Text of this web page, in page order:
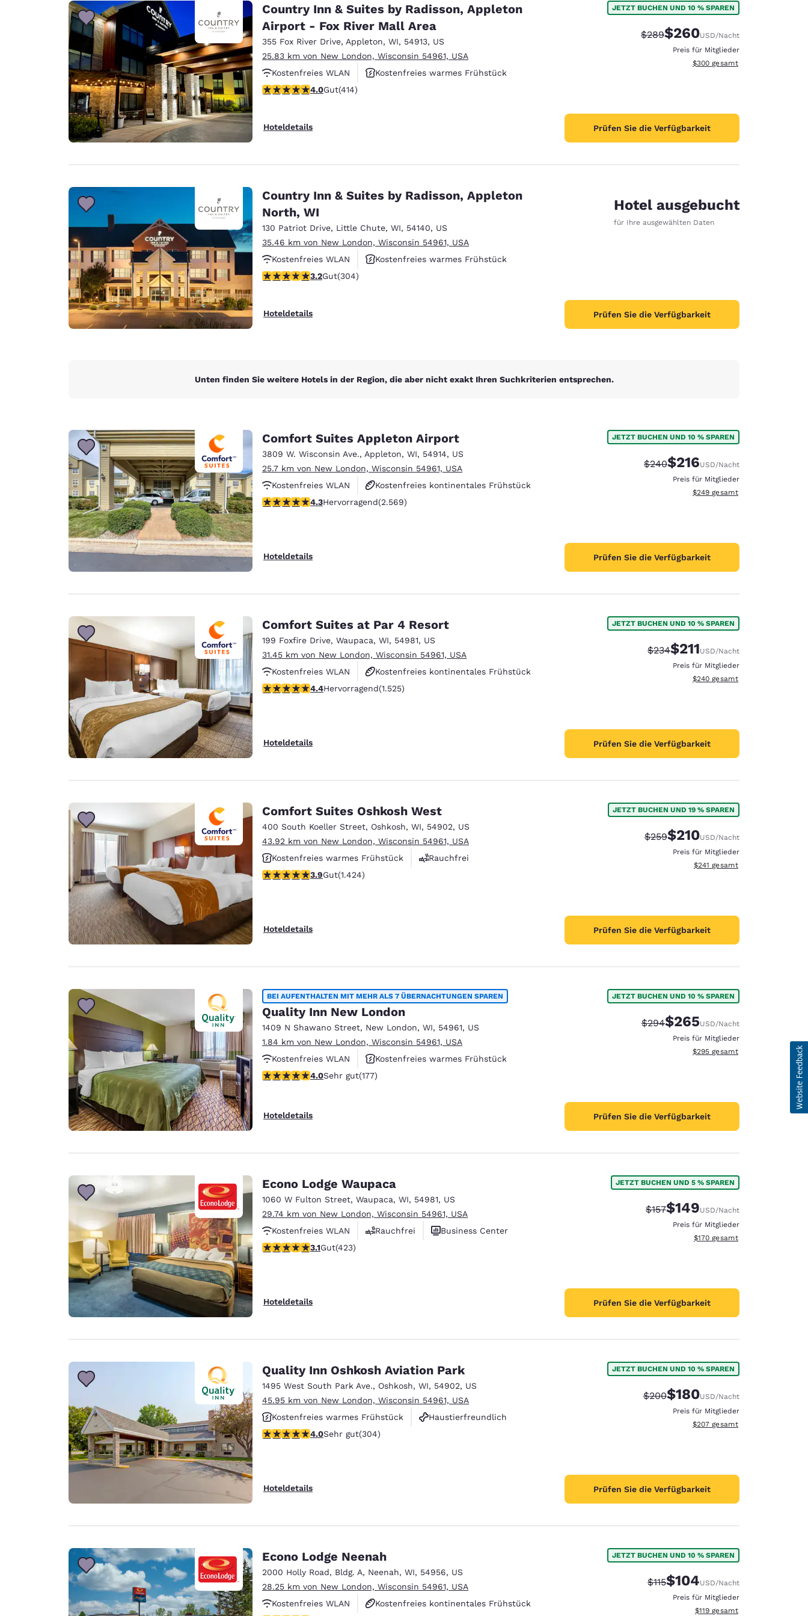
Español English
Europa
Deutschland
Deutsch
Germany
English Español
Spain
English
Asien-Pazifik
Australia
English
India
English
Country Inn & Suites by Radisson, Appleton
Airport - Fox River Mall Area
355 Fox River Drive, Appleton, WI, 54913, US
25.83 km von New London, Wisconsin 54961, USA
Kostenfreies WLAN
Kostenfreies warmes Frühstück
Haustierfreundlich
3.96-Sterne-Bewertung. Gut. 414 Bewertungen
4.0Gut(414)
Hoteldetails
JETZT BUCHEN UND 10 % SPAREN
Durchgestrichener Preis:
$289Vergünstigter Preis:
$260USD/Nacht
Preis für Mitglieder
Geschätzte Gesamtdetails
$300 gesamt
Prüfen Sie die Verfügbarkeit
Country Inn & Suites by Radisson, Appleton
North, WI
130 Patriot Drive, Little Chute, WI, 54140, US
35.46 km von New London, Wisconsin 54961, USA
Kostenfreies WLAN
Kostenfreies warmes Frühstück
Rauchfrei
3.24-Sterne-Bewertung. Gut. 304 Bewertungen
3.2Gut(304)
Hoteldetails
Hotel ausgebucht
für Ihre ausgewählten Daten
Prüfen Sie die Verfügbarkeit
Unten finden Sie weitere Hotels in der Region, die aber nicht exakt Ihren Suchkriterien entsprechen.
Comfort Suites Appleton Airport
3809 W. Wisconsin Ave., Appleton, WI, 54914, US
25.7 km von New London, Wisconsin 54961, USA
Kostenfreies WLAN
Kostenfreies kontinentales Frühstück
Kostenfreies warmes Frühstück
4.25-Sterne-Bewertung. Hervorragend. 2569 Bewertungen
4.3Hervorragend(2.569)
Hoteldetails
JETZT BUCHEN UND 10 % SPAREN
Durchgestrichener Preis:
$240Vergünstigter Preis:
$216USD/Nacht
Preis für Mitglieder
Geschätzte Gesamtdetails
$249 gesamt
Prüfen Sie die Verfügbarkeit
Comfort Suites at Par 4 Resort
199 Foxfire Drive, Waupaca, WI, 54981, US
31.45 km von New London, Wisconsin 54961, USA
Kostenfreies WLAN
Kostenfreies kontinentales Frühstück
Kostenfreies warmes Frühstück
4.39-Sterne-Bewertung. Hervorragend. 1525 Bewertungen
4.4Hervorragend(1.525)
Hoteldetails
JETZT BUCHEN UND 10 % SPAREN
Durchgestrichener Preis:
$234Vergünstigter Preis:
$211USD/Nacht
Preis für Mitglieder
Geschätzte Gesamtdetails
$240 gesamt
Prüfen Sie die Verfügbarkeit
Comfort Suites Oshkosh West
400 South Koeller Street, Oshkosh, WI, 54902, US
43.92 km von New London, Wisconsin 54961, USA
Kostenfreies warmes Frühstück
Rauchfrei
Fitnesscenter
3.87-Sterne-Bewertung. Gut. 1424 Bewertungen
3.9Gut(1.424)
Hoteldetails
JETZT BUCHEN UND 19 % SPAREN
Durchgestrichener Preis:
$259Vergünstigter Preis:
$210USD/Nacht
Preis für Mitglieder
Geschätzte Gesamtdetails
$241 gesamt
Prüfen Sie die Verfügbarkeit
BEI AUFENTHALTEN MIT MEHR ALS 7 ÜBERNACHTUNGEN SPAREN
Quality Inn New London
1409 N Shawano Street, New London, WI, 54961, US
1.84 km von New London, Wisconsin 54961, USA
Kostenfreies WLAN
Kostenfreies warmes Frühstück
Haustierfreundlich
4.03-Sterne-Bewertung. Sehr gut. 177 Bewertungen
4.0Sehr gut(177)
Hoteldetails
JETZT BUCHEN UND 10 % SPAREN
Durchgestrichener Preis:
$294Vergünstigter Preis:
$265USD/Nacht
Preis für Mitglieder
Geschätzte Gesamtdetails
$295 gesamt
Prüfen Sie die Verfügbarkeit
Econo Lodge Waupaca
1060 W Fulton Street, Waupaca, WI, 54981, US
29.74 km von New London, Wisconsin 54961, USA
Kostenfreies WLAN
Rauchfrei
Business Center
3.12-Sterne-Bewertung. Gut. 423 Bewertungen
3.1Gut(423)
Hoteldetails
JETZT BUCHEN UND 5 % SPAREN
Durchgestrichener Preis:
$157Vergünstigter Preis:
$149USD/Nacht
Preis für Mitglieder
Geschätzte Gesamtdetails
$170 gesamt
Prüfen Sie die Verfügbarkeit
Quality Inn Oshkosh Aviation Park
1495 West South Park Ave., Oshkosh, WI, 54902, US
45.95 km von New London, Wisconsin 54961, USA
Kostenfreies warmes Frühstück
Haustierfreundlich
Rauchfrei
4.01-Sterne-Bewertung. Sehr gut. 304 Bewertungen
4.0Sehr gut(304)
Hoteldetails
JETZT BUCHEN UND 10 % SPAREN
Durchgestrichener Preis:
$200Vergünstigter Preis:
$180USD/Nacht
Preis für Mitglieder
Geschätzte Gesamtdetails
$207 gesamt
Prüfen Sie die Verfügbarkeit
Econo Lodge Neenah
2000 Holly Road, Bldg. A, Neenah, WI, 54956, US
28.25 km von New London, Wisconsin 54961, USA
Kostenfreies WLAN
Kostenfreies kontinentales Frühstück
JETZT BUCHEN UND 10 % SPAREN
Durchgestrichener Preis:
$115Vergünstigter Preis:
$104USD/Nacht
Preis für Mitglieder
Geschätzte Gesamtdetails
$119 gesamt